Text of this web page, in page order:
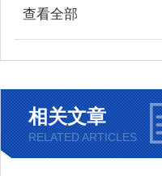
查看全部
相关文章
RELATED ARTICLES